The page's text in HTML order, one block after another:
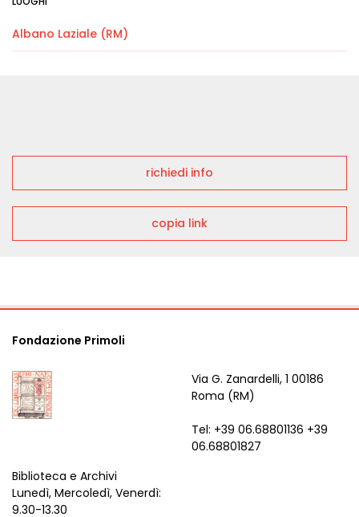
Albano Laziale (RM)
richiedi info
copia link
Fondazione Primoli
Via G. Zanardelli, 1 00186
Roma (RM)
Tel: +39 06.68801136 +39
06.68801827
Biblioteca e Archivi
Lunedì, Mercoledì, Venerdì:
9.30-13.30